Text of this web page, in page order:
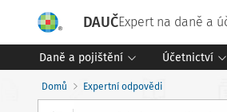
DAUČExpert na daně a
Daně a pojištění Účetnictví
Domů Expertní odpovědi